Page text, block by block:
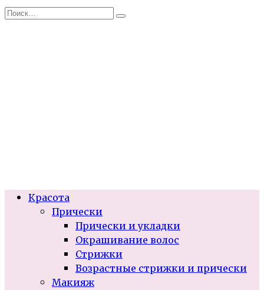
Перейти
Search
Красота
Прически
Прически и укладки
Окрашивание волос
Стрижки
Возрастные стрижки и прически
Макияж